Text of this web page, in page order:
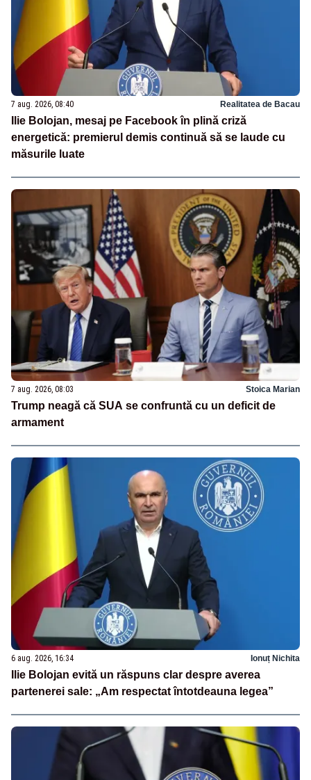
7 aug. 2026, 08:40 Realitatea de Bacau
Ilie Bolojan, mesaj pe Facebook în plină criză
energetică: premierul demis continuă să se laude cu
măsurile luate
7 aug. 2026, 08:03 Stoica Marian
Trump neagă că SUA se confruntă cu un deficit de
armament
6 aug. 2026, 16:34 Ionuț Nichita
Ilie Bolojan evită un răspuns clar despre averea
partenerei sale: „Am respectat întotdeauna legea”